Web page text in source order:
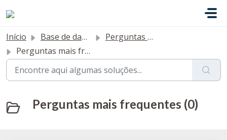
Início Base de dados de conhecimento
Perguntas Frequentes
Perguntas mais frequentes
Perguntas mais frequentes (0)